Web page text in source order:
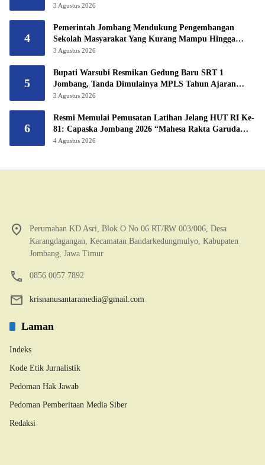
3 Agustus 2026
4
Pemerintah Jombang Mendukung Pengembangan
Sekolah Masyarakat Yang Kurang Mampu Hingga
Hibahkan 6,3 Hektar Untuk Sekolah Rakyat
3 Agustus 2026
5
Bupati Warsubi Resmikan Gedung Baru SRT 1
Jombang, Tanda Dimulainya MPLS Tahun Ajaran
2026/2027
3 Agustus 2026
6
Resmi Memulai Pemusatan Latihan Jelang HUT RI Ke-
81: Capaska Jombang 2026 “Mahesa Rakta Garuda
Yudha”.
4 Agustus 2026
Perumahan KD Asri, Blok O No 06 RT/RW 003/006, Desa
Karangdagangan, Kecamatan Bandarkedungmulyo, Kabupaten
Jombang, Jawa Timur
0856 0057 7892
krisnanusantaramedia@gmail.com
Laman
Indeks
Kode Etik Jurnalistik
Pedoman Hak Jawab
Pedoman Pemberitaan Media Siber
Redaksi